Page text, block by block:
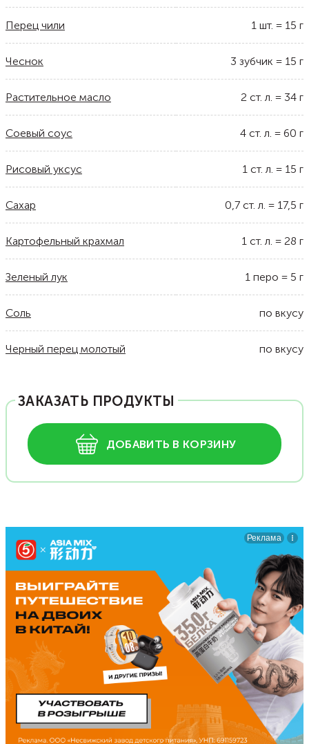
Перец чили 1 шт. = 15 г
Чеснок 3 зубчик = 15 г
Растительное масло 2 ст. л. = 34 г
Соевый соус 4 ст. л. = 60 г
Рисовый уксус 1 ст. л. = 15 г
Сахар 0,7 ст. л. = 17,5 г
Картофельный крахмал 1 ст. л. = 28 г
Зеленый лук 1 перо = 5 г
Соль по вкусу
Черный перец молотый по вкусу
ЗАКАЗАТЬ ПРОДУКТЫ
ДОБАВИТЬ В КОРЗИНУ